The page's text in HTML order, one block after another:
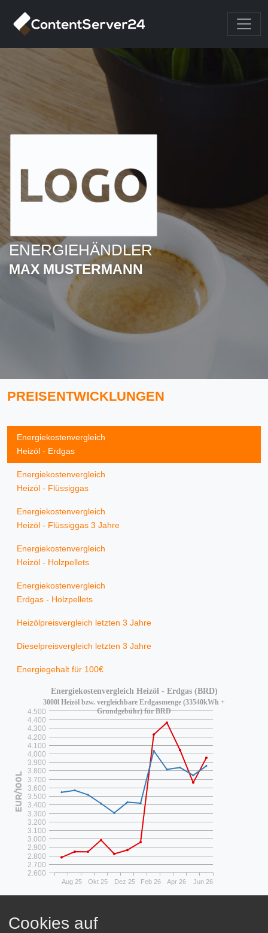
ENERGIEHÄNDLER
MAX MUSTERMANN
PREISENTWICKLUNGEN
Energiekostenvergleich
Heizöl - Erdgas
Energiekostenvergleich
Heizöl - Flüssiggas
Energiekostenvergleich
Heizöl - Flüssiggas 3 Jahre
Energiekostenvergleich
Heizöl - Holzpellets
Energiekostenvergleich
Erdgas - Holzpellets
Heizölpreisvergleich letzten 3 Jahre
Dieselpreisvergleich letzten 3 Jahre
Energiegehalt für 100€
EUR/100L
Energiekostenvergleich Heizöl - Erdgas (BRD)
3000l Heizöl bzw. vergleichbare Erdgasmenge (33540kWh +
Grundgebühr) für BRD
Aug 25 Okt 25 Dez 25 Feb 26 Apr 26 Jun 26
2.600
2.800
3.000
3.200
3.400
3.600
3.800
4.000
4.200
4.400
2.700
2.900
3.100
3.300
3.500
3.700
3.900
4.100
4.300
4.500
Cookies auf